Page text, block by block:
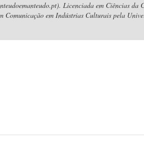
Licenciada em Ciências da
Comunicação em Indústrias Culturais pela